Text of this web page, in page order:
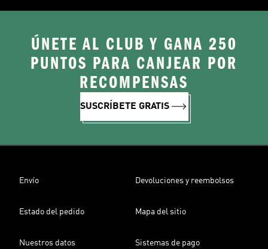
ÚNETE AL CLUB Y GANA 250
PUNTOS PARA CANJEAR POR
RECOMPENSAS
SUSCRÍBETE GRATIS
Envío Devoluciones y reembolsos
Estado del pedido Mapa del sitio
Nuestros datos Sistemas de pago